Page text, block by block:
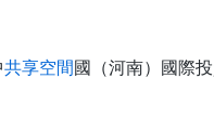
共享空間國（河南）國際